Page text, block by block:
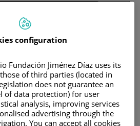
DURACIÓN
NUTRICIONALES PARA LA
DE VIDA SALUDABLES. 3 ECTS.
y cuidados
configuration
Fundación Jiménez Díaz uses its
of third parties (located in
does not guarantee an
of data protection) for user
analysis, improving services
advertising through the
You can accept all cookies